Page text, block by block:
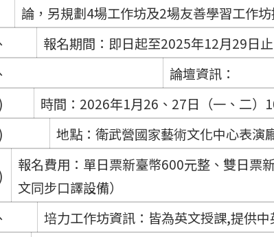
論，另規劃4場工作坊及2場友善學習工作坊
報名期間：即日起至2025年12月29日
論壇資訊：
時間：2026年1月26、27日（一、二）
地點：衛武營國家藝術文化中心表演
報名費用：單日票新臺幣600元整、雙日票
文同步口譯設備）
培力工作坊資訊：皆為英文授課,提供